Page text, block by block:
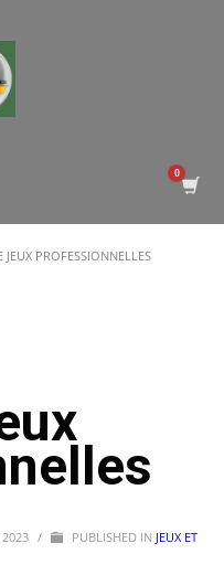
JEUX PROFESSIONNELLES
2023 / PUBLISHED IN JEUX ET